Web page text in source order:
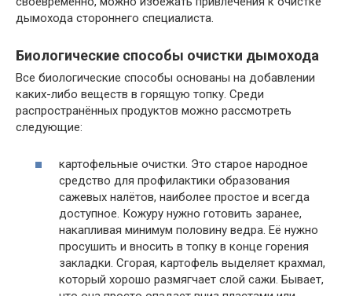
дымохода стороннего специалиста.
Биологические способы очистки дымохода
Все биологические способы основаны на добавлении
каких-либо веществ в горящую топку. Среди
распространённых продуктов можно рассмотреть
следующие:
картофельные очистки. Это старое народное
средство для профилактики образования
сажевых налётов, наиболее простое и всегда
доступное. Кожуру нужно готовить заранее,
накапливая минимум половину ведра. Её нужно
просушить и вносить в топку в конце горения
закладки. Сгорая, картофель выделяет крахмал,
который хорошо размягчает слой сажи. Бывает,